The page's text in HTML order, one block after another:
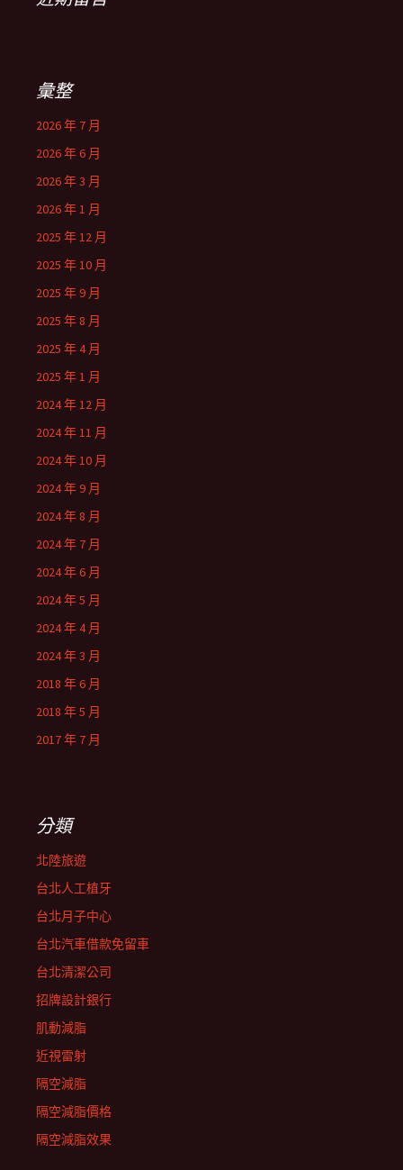
彙整
2026 年 7 月
2026 年 6 月
2026 年 3 月
2026 年 1 月
2025 年 12 月
2025 年 10 月
2025 年 9 月
2025 年 8 月
2025 年 4 月
2025 年 1 月
2024 年 12 月
2024 年 11 月
2024 年 10 月
2024 年 9 月
2024 年 8 月
2024 年 7 月
2024 年 6 月
2024 年 5 月
2024 年 4 月
2024 年 3 月
2018 年 6 月
2018 年 5 月
2017 年 7 月
分類
北陸旅遊
台北人工植牙
台北月子中心
台北汽車借款免留車
台北清潔公司
招牌設計銀行
肌動減脂
近視雷射
隔空減脂
隔空減脂價格
隔空減脂效果